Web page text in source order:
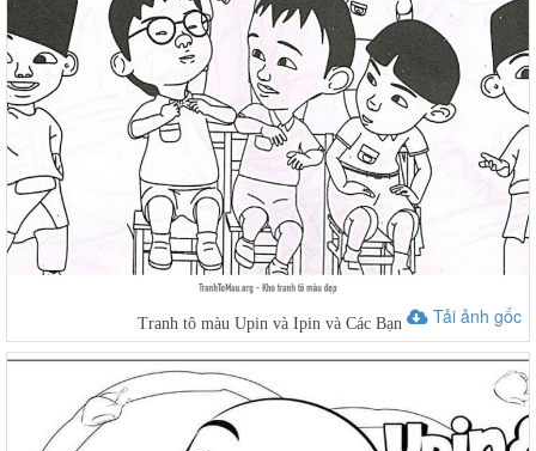
Tải ảnh gốc
Tranh tô màu Upin và Ipin và Các Bạn